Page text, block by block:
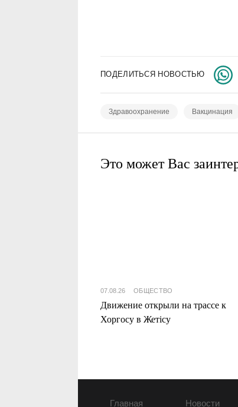
ПОДЕЛИТЬСЯ НОВОСТЬЮ
Здравоохранение Вакцинация
Это может Вас
07.08.26 ОБЩЕСТВО
Движение открыли на трассе к
Хоргосу в Жетісу
Главная Новости